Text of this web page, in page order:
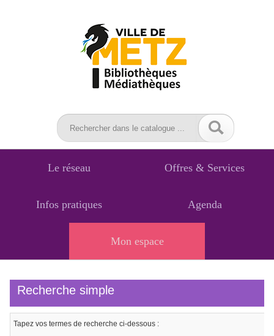
Le réseau Offres & Services
Infos pratiques Agenda
Mon espace
Recherche simple
Tapez vos termes de recherche ci-dessous :